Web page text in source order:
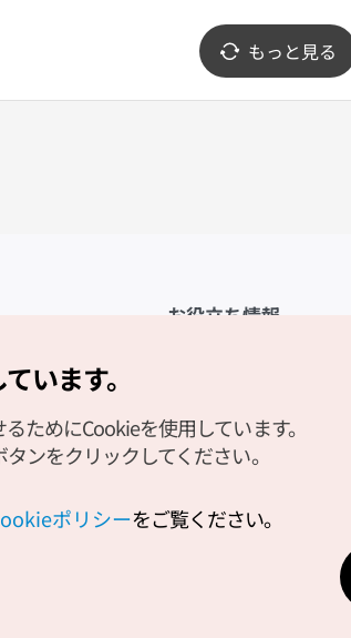
もっと見る
お役立ち情報
観光資料ダウンロード
デジタルブック／電子書籍
Odii
います。
ためにCookieを使用しています。
ンをクリックしてください。
ポリシーをご覧ください。